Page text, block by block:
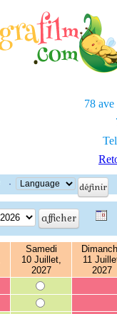
78 ave
·
Samedi
10 Juillet,
2027
11
2027